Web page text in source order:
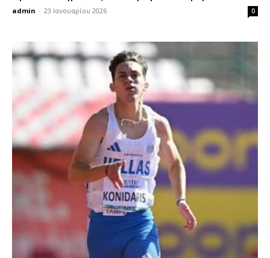
admin - 23 Ιανουαρίου 2026 0